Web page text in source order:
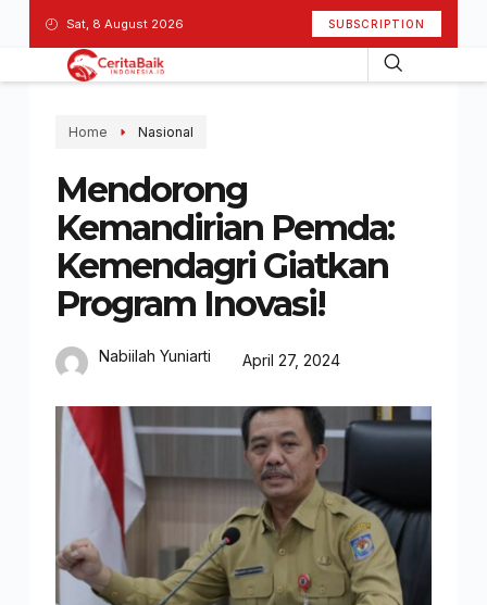
Sat, 8 August 2026 SUBSCRIPTION
Home Nasional
Mendorong
Kemandirian Pemda:
Kemendagri Giatkan
Program Inovasi!
Nabiilah Yuniarti April 27, 2024